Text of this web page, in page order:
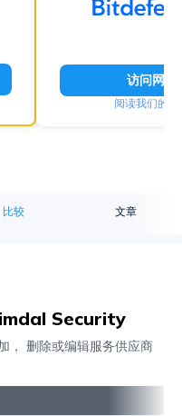
访问网站
阅读我们的评
比较 文章
Security
， 删除或编辑服务供应商